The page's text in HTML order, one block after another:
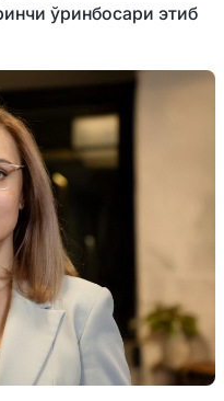
ўринбосари этиб